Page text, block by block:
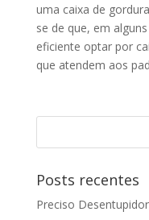
uma caixa de
se de que, em
eficiente optar por
que atendem aos
Posts recentes
Preciso